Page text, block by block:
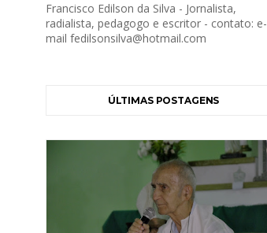
Francisco Edilson da Silva - Jornalista,
radialista, pedagogo e escritor - contato: e-
mail fedilsonsilva@hotmail.com
ÚLTIMAS POSTAGENS